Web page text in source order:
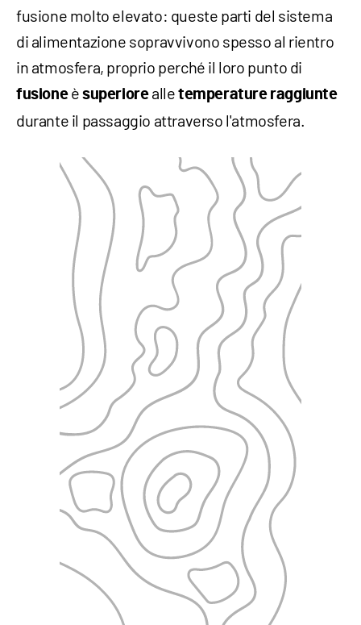
fusione molto elevato: queste parti del sistema
di alimentazione sopravvivono spesso al rientro
in atmosfera, proprio perché il loro punto di
fusioneèsuperiorealletemperature raggiunte
durante il passaggio attraverso l'atmosfera.